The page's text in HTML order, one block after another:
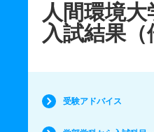
人間環境
入試結果（
受験アドバイス